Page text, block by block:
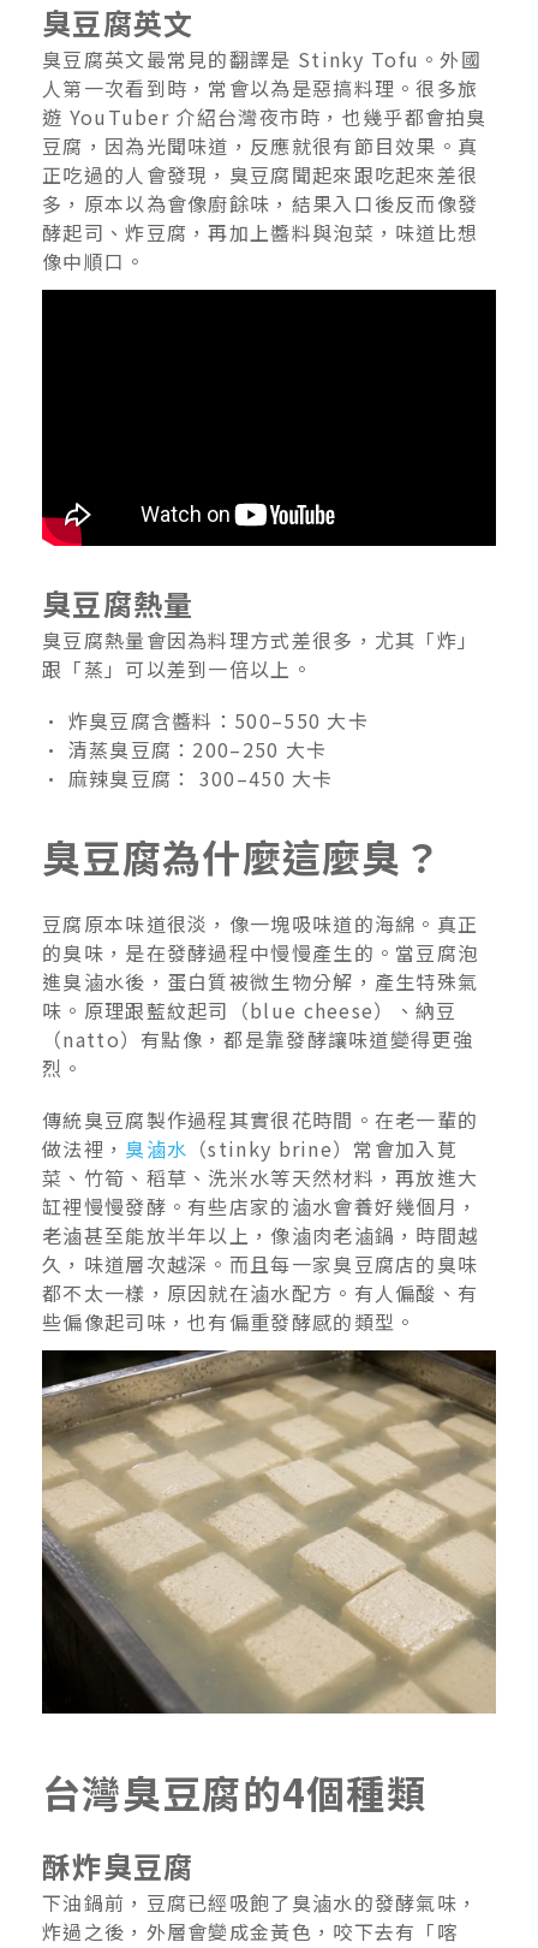
臭豆腐英文
臭豆腐英文最常見的翻譯是 Stinky Tofu。外國
人第一次看到時，常會以為是惡搞料理。很多旅
遊 YouTuber 介紹台灣夜市時，也幾乎都會拍臭
豆腐，因為光聞味道，反應就很有節目效果。真
正吃過的人會發現，臭豆腐聞起來跟吃起來差很
多，原本以為會像廚餘味，結果入口後反而像發
酵起司、炸豆腐，再加上醬料與泡菜，味道比想
像中順口。
臭豆腐熱量
臭豆腐熱量會因為料理方式差很多，尤其「炸」
跟「蒸」可以差到一倍以上。
• 炸臭豆腐含醬料：500–550 大卡
• 清蒸臭豆腐：200–250 大卡
• 麻辣臭豆腐： 300–450 大卡
臭豆腐為什麼這麼臭？
豆腐原本味道很淡，像一塊吸味道的海綿。真正
的臭味，是在發酵過程中慢慢產生的。當豆腐泡
進臭滷水後，蛋白質被微生物分解，產生特殊氣
味。原理跟藍紋起司（blue cheese）、納豆
（natto）有點像，都是靠發酵讓味道變得更強
烈。
傳統臭豆腐製作過程其實很花時間。在老一輩的
做法裡， 臭滷水 （stinky brine）常會加入莧
菜、竹筍、稻草、洗米水等天然材料，再放進大
缸裡慢慢發酵。有些店家的滷水會養好幾個月，
老滷甚至能放半年以上，像滷肉老滷鍋，時間越
久，味道層次越深。而且每一家臭豆腐店的臭味
都不太一樣，原因就在滷水配方。有人偏酸、有
些偏像起司味，也有偏重發酵感的類型。
台灣臭豆腐的4個種類
酥炸臭豆腐
下油鍋前，豆腐已經吸飽了臭滷水的發酵氣味，
炸過之後，外層會變成金黃色，咬下去有「喀